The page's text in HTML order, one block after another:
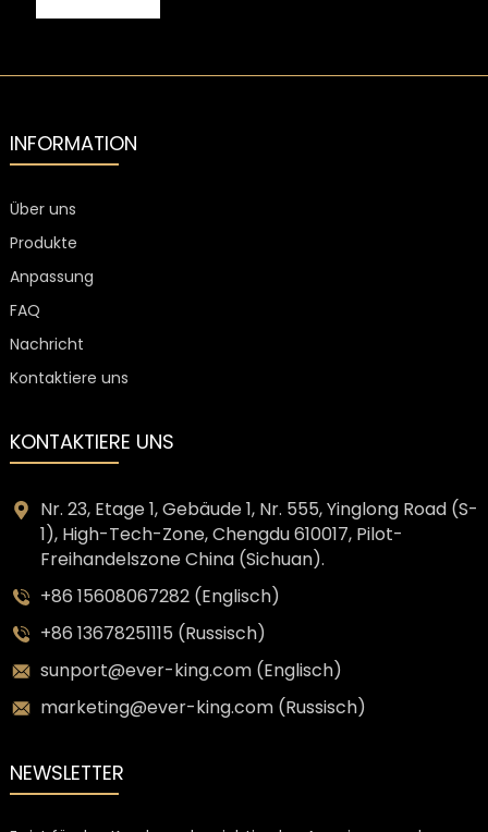
Großhandel
Cup
INFORMATION
Über uns
Produkte
Anpassung
FAQ
Nachricht
Kontaktiere uns
KONTAKTIERE UNS
Nr. 23, Etage 1, Gebäude 1, Nr. 555, Yinglong Road (S-
1), High-Tech-Zone, Chengdu 610017, Pilot-
Freihandelszone China (Sichuan).
+86 15608067282 (Englisch)
+86 13678251115 (Russisch)
sunport@ever-king.com (Englisch)
marketing@ever-king.com (Russisch)
NEWSLETTER